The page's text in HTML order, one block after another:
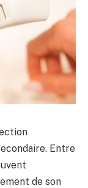
Entre
de son